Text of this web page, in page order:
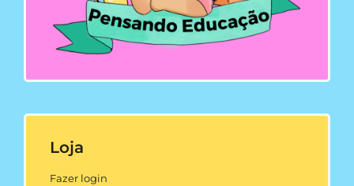
Loja
Fazer login